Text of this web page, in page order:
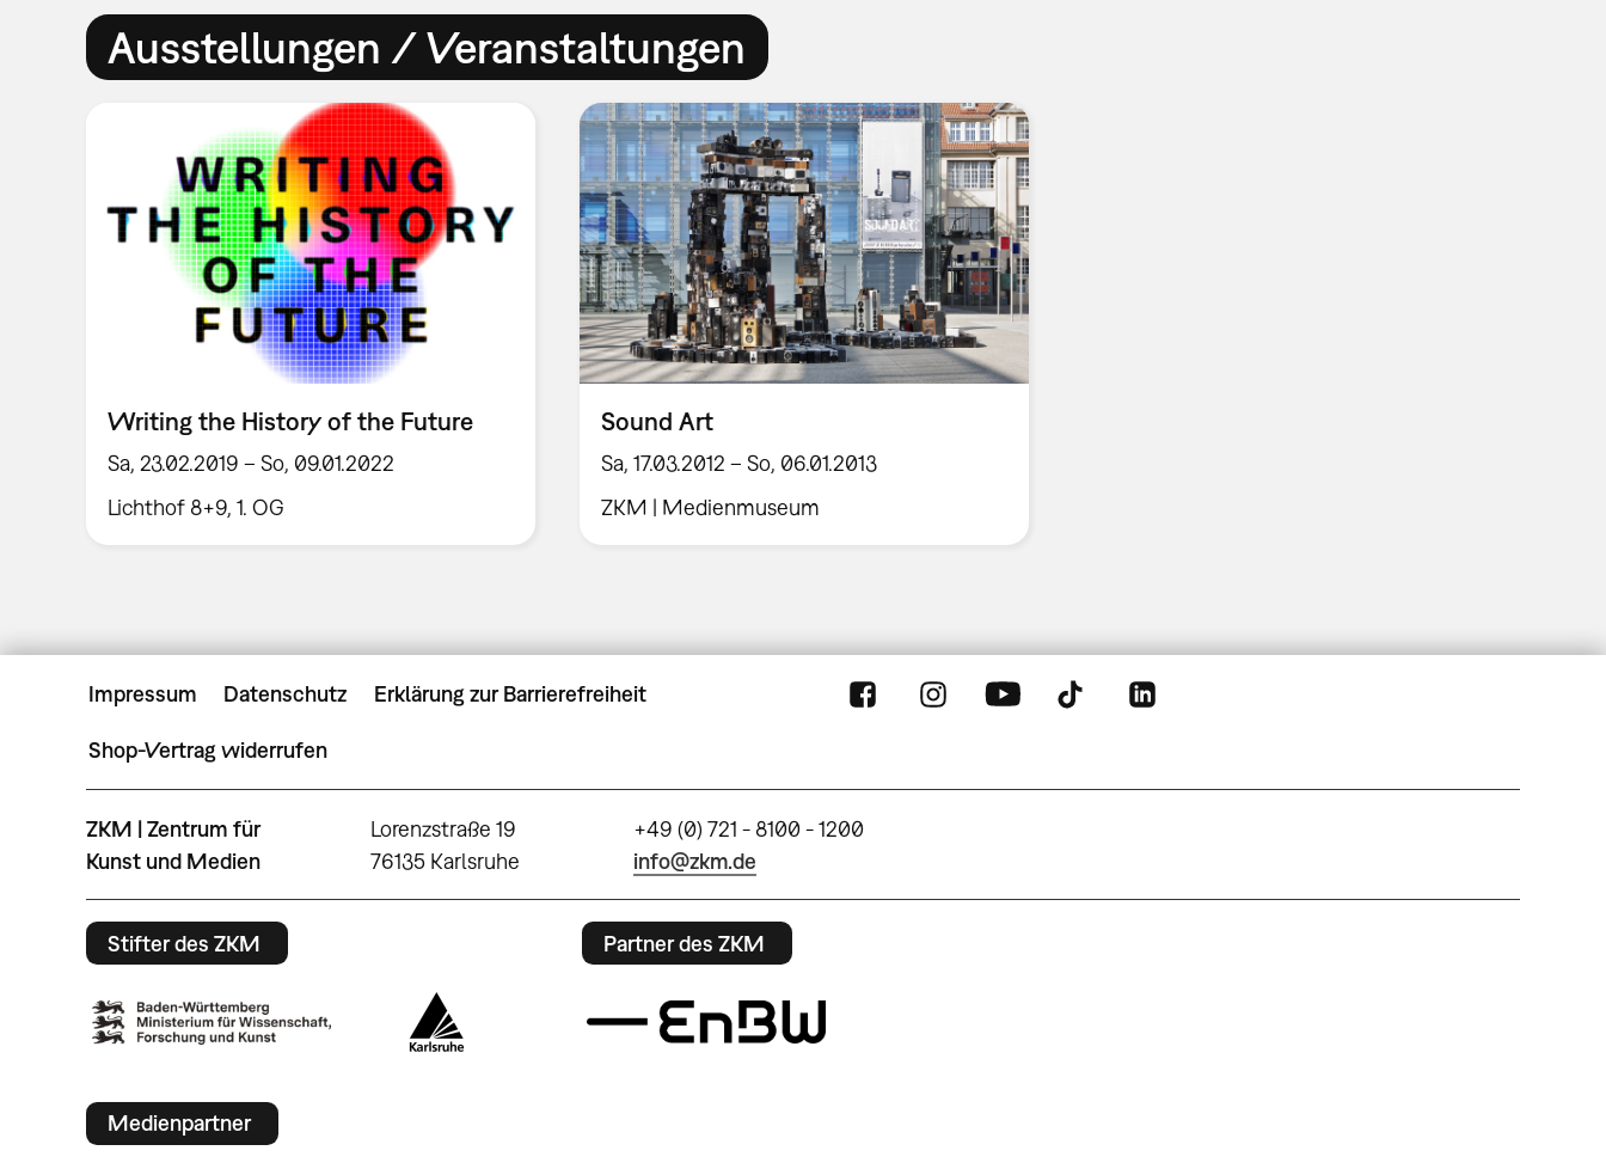
Ausstellungen / Veranstaltungen
Writing the History of the Future
Sa, 23.02.2019 – So, 09.01.2022
Lichthof 8+9, 1. OG
Sound Art
Sa, 17.03.2012 – So, 06.01.2013
ZKM | Medienmuseum
Impressum Datenschutz Erklärung zur Barrierefreiheit
Shop-Vertrag widerrufen
ZKM | Zentrum für
Kunst und Medien
Lorenzstraße 19
76135 Karlsruhe
+49 (0) 721 - 8100 - 1200
info@zkm.de
Stifter des ZKM Partner des ZKM
Medienpartner